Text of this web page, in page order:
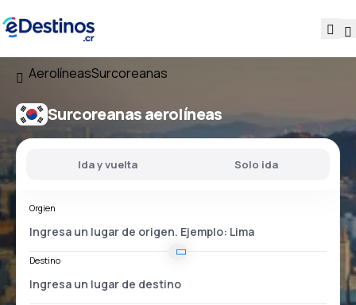
AerolíneasSurcoreanas
Surcoreanas aerolíneas
Ida y vuelta Solo ida
Orgien
Destino